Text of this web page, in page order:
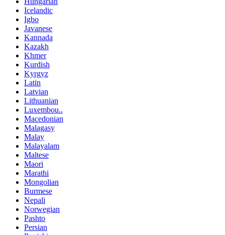
Icelandic
Igbo
Javanese
Kannada
Kazakh
Khmer
Kurdish
Kyrgyz
Latin
Latvian
Lithuanian
Luxembou..
Macedonian
Malagasy
Malay
Malayalam
Maltese
Maori
Marathi
Mongolian
Burmese
Nepali
Norwegian
Pashto
Persian